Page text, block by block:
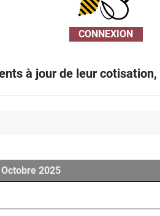
CONNEXION
à jour de leur
2025